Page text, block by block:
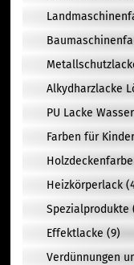
Alkydharzlacke
PU Lacke
Farben für
Heizkörperlack
Spezialprodukte
Effektlacke (9)
Verdünnungen